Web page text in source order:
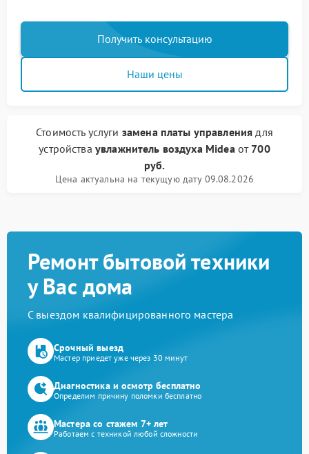
Получить консультацию
Наши цены
Стоимость услуги замена платы управления для
устройства увлажнитель воздуха Mideaот 700
руб.
Цена актуальна на текущую дату 09.08.2026
Ремонт бытовой техники
у Вас дома
С выездом квалифицированного мастера
Срочный выезд
Мастер приедет уже через 30 минут
Диагностика и осмотр бесплатно
Определим причину поломки бесплатно
Мастера со стажем 7+ лет
Работаем с техникой любой сложности